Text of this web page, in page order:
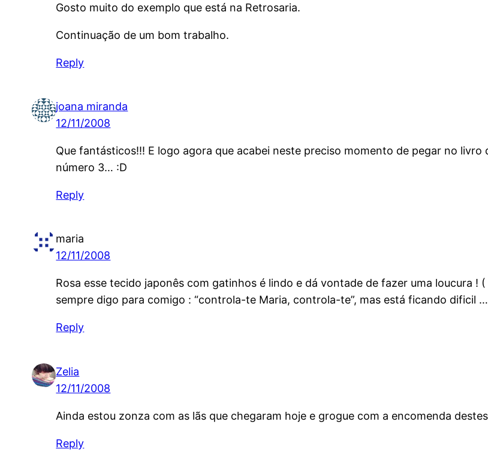
Gosto muito do exemplo que está na Retrosaria.
Continuação de um bom trabalho.
Reply
joana miranda
12/11/2008
Que fantásticos!!! E logo agora que acabei neste preciso momento de pegar no
número 3… :D
Reply
maria
12/11/2008
Rosa esse tecido japonês com gatinhos é lindo e dá vontade de fazer uma loucura
sempre digo para comigo : “controla-te Maria, controla-te”, mas está ficando dificil
Reply
Zelia
12/11/2008
Ainda estou zonza com as lãs que chegaram hoje e grogue com a encomenda
Reply